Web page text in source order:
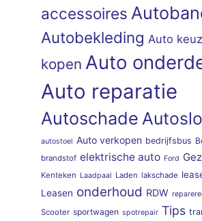
accessoires
Autobekleding Auto
kopen Auto
Auto reparatie
Autoschade
autostoel Auto verkopen bedrijfsbus
brandstof elektrische auto Ford
Kenteken Laadpaal Laden lakschade
Leasen onderhoud RDW
Scooter sportwagen spotrepair Tips